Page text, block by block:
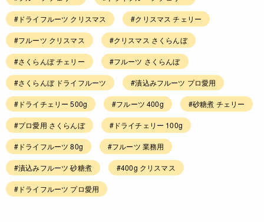
#ドライフルーツ クリスマス #クリスマス チェリー
#フルーツ クリスマス #クリスマス さくらんぼ
#さくらんぼ チェリー #フルーツ さくらんぼ
#さくらんぼ ドライフルーツ #漬込みフルーツ プロ愛用
#ドライチェリー 500g #フルーツ 400g #砂糖煮 チェリー
#プロ愛用 さくらんぼ #ドライチェリー 100g
#ドライフルーツ 80g #フルーツ 業務用
#漬込みフルーツ 砂糖煮 #400g クリスマス
#ドライフルーツ プロ愛用